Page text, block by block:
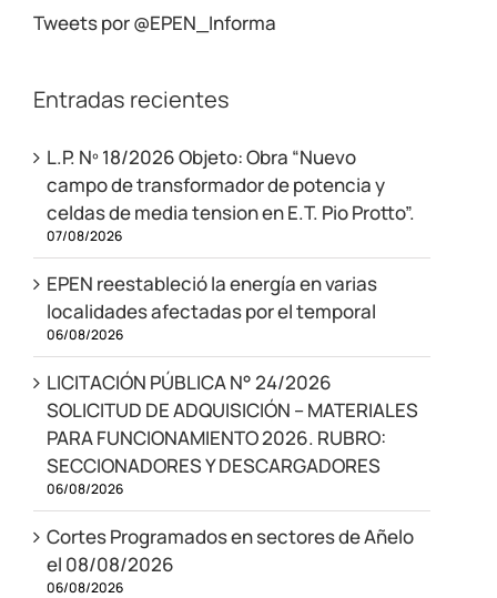
Tweets por @EPEN_Informa
Entradas recientes
L.P. Nº 18/2026 Objeto: Obra “Nuevo
campo de transformador de potencia y
celdas de media tension en E.T. Pio Protto”.
07/08/2026
EPEN reestableció la energía en varias
localidades afectadas por el temporal
06/08/2026
LICITACIÓN PÚBLICA N° 24/2026
SOLICITUD DE ADQUISICIÓN – MATERIALES
PARA FUNCIONAMIENTO 2026. RUBRO:
SECCIONADORES Y DESCARGADORES
06/08/2026
Cortes Programados en sectores de Añelo
el 08/08/2026
06/08/2026